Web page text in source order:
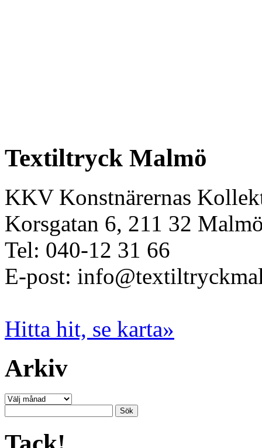
Textiltryck Malmö
KKV Konstnärernas
Korsgatan 6, 211 32
Tel: 040-12 31 66
E-post:
Hitta hit, se karta»
Arkiv
Arkiv
efter: